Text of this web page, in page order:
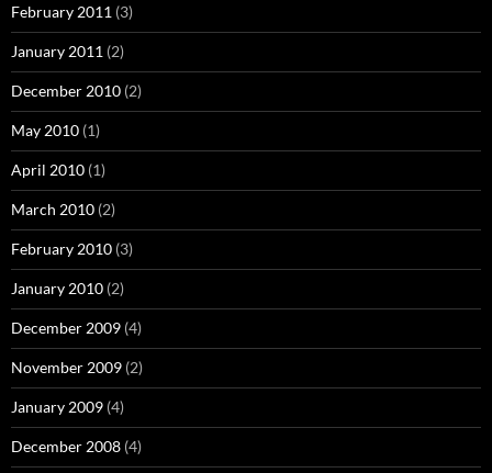
February 2011 (3)
January 2011 (2)
December 2010 (2)
May 2010 (1)
April 2010 (1)
March 2010 (2)
February 2010 (3)
January 2010 (2)
December 2009 (4)
November 2009 (2)
January 2009 (4)
December 2008 (4)